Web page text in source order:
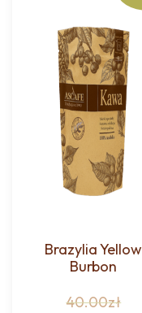
Brazylia Yellow
Burbon
40.00zł